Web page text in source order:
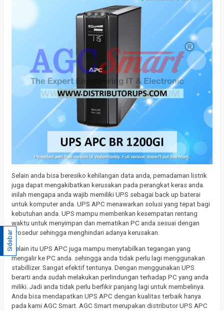
Selain anda bisa beresiko kehilangan data anda, pemadaman listrik
juga dapat mengakibatkan kerusakan pada perangkat keras anda.
inilah mengapa anda wajib memiliki UPS sebagai back up baterai
untuk komputer anda. UPS APC menawarkan solusi yang tepat bagi
kebutuhan anda. UPS mampu memberikan kesempatan rentang
waktu untuk menyimpan dan mematikan PC anda sesuai dengan
prosedur sehingga menghindari adanya kerusakan.
Selain itu UPS APC juga mampu menytabilkan tegangan yang
mengalir ke PC anda. sehingga anda tidak perlu lagi menggunakan
stabillizer. Sangat efektif tentunya. Dengan menggunakan UPS
berarti anda sudah melakukan perlindungan terhadap PC yang anda
miliki. Jadi anda tidak perlu berfikir panjang lagi untuk membelinya.
Anda bisa mendapatkan UPS APC dengan kualitas terbaik hanya
pada kami AGC Smart. AGC Smart merupakan distributor UPS APC
Sidebar